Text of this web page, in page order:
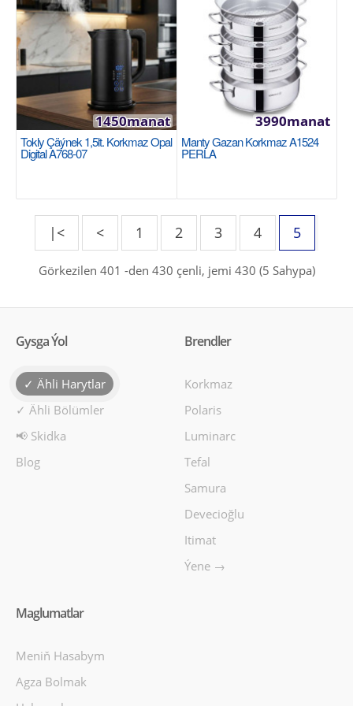
KORKMAZ
6 сервировочных тарелок 6 чашек 6 блюдца для
чашек 6 чашки для джема 2 тарелка лодочка 1
мена..
6850manat
Availability
46
Halananlara goş
Цифровой тостер Korkmaz Opal станет
незаменимым помощником на современной
кухне! Его усовершенство..
Tokly Çäýnek 1,5lt. Korkmaz Opal
Digital A768-07
1450manat
Manty Gazan Korkmaz A1524
PERLA
3990manat
|< < 1 2 3 4 5
Görkezilen 401 -den 430 çenli, jemi 430 (5 Sahypa)
Gysga Ýol
✓ Ähli Harytlar
✓ Ähli Bölümler
📢 Skidka
Blog
Brendler
Korkmaz
Polaris
Luminarc
Tefal
Samura
Devecioğlu
Itimat
Ýene →
Maglumatlar
Meniň Hasabym
Agza Bolmak